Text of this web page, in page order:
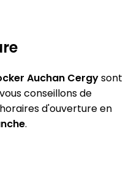
Auchan Cergysont
conseillons de
d'ouverture en
.